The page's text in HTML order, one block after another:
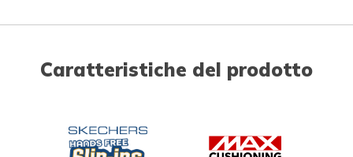
Caratteristiche del prodotto